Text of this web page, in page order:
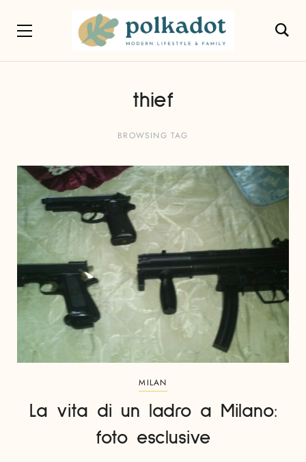
thief
BROWSING TAG
MILAN
La vita di un ladro a Milano:
foto esclusive